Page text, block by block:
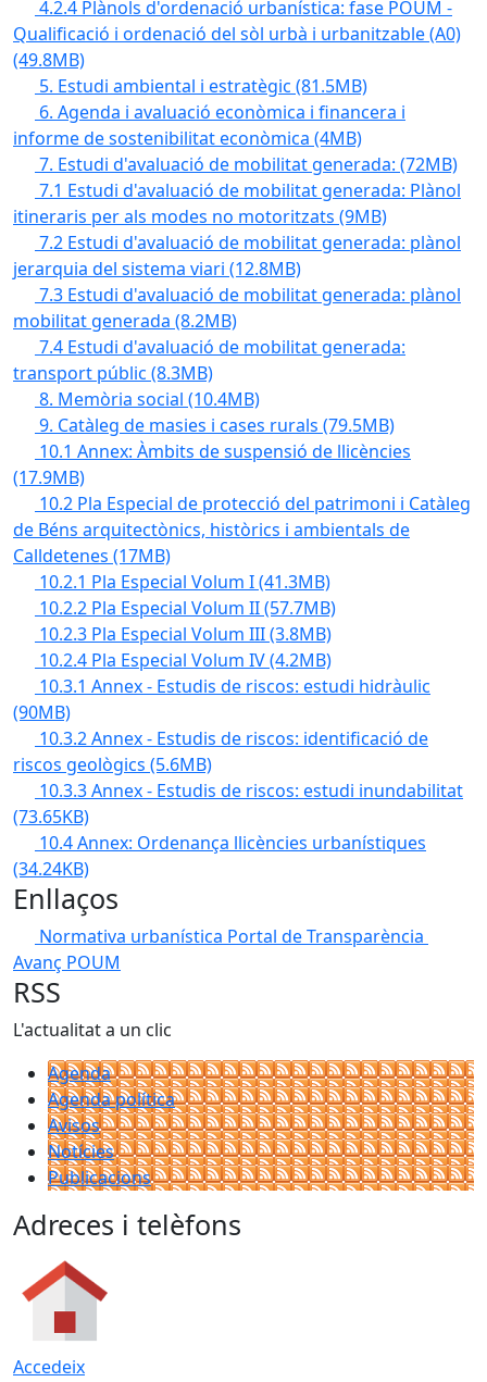
4.2.4 Plànols d'ordenació urbanística: fase POUM -
Qualificació i ordenació del sòl urbà i urbanitzable (A0)
(49.8MB)
5. Estudi ambiental i estratègic (81.5MB)
6. Agenda i avaluació econòmica i financera i
informe de sostenibilitat econòmica (4MB)
7. Estudi d'avaluació de mobilitat generada: (72MB)
7.1 Estudi d'avaluació de mobilitat generada: Plànol
itineraris per als modes no motoritzats (9MB)
7.2 Estudi d'avaluació de mobilitat generada: plànol
jerarquia del sistema viari (12.8MB)
7.3 Estudi d'avaluació de mobilitat generada: plànol
mobilitat generada (8.2MB)
7.4 Estudi d'avaluació de mobilitat generada:
transport públic (8.3MB)
8. Memòria social (10.4MB)
9. Catàleg de masies i cases rurals (79.5MB)
10.1 Annex: Àmbits de suspensió de llicències
(17.9MB)
10.2 Pla Especial de protecció del patrimoni i Catàleg
de Béns arquitectònics, històrics i ambientals de
Calldetenes (17MB)
10.2.1 Pla Especial Volum I(41.3MB)
10.2.2 Pla Especial Volum II(57.7MB)
10.2.3 Pla Especial Volum III(3.8MB)
10.2.4 Pla Especial Volum IV(4.2MB)
10.3.1 Annex - Estudis de riscos: estudi hidràulic
(90MB)
10.3.2 Annex - Estudis de riscos: identificació de
riscos geològics (5.6MB)
10.3.3 Annex - Estudis de riscos: estudi inundabilitat
(73.65KB)
10.4 Annex: Ordenança llicències urbanístiques
(34.24KB)
Enllaços
Normativa urbanística Portal de Transparència
Avanç POUM
RSS
L'actualitat a un clic
Agenda
Agenda política
Avisos
Notícies
Publicacions
Adreces i telèfons
Accedeix